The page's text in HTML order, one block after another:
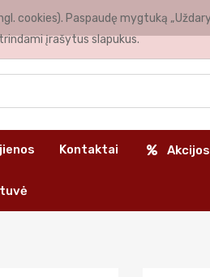
Kontaktai Akcijos
cookies). Paspaudę mygtuką
įrašytus slapukus.